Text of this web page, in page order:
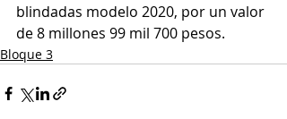
blindadas modelo 2020, por un valor
de 8 millones 99 mil 700 pesos.
Bloque 3